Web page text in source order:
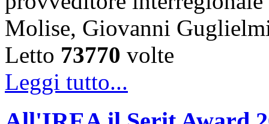
Molise, Giovanni
Letto 73770 volte
Leggi tutto...